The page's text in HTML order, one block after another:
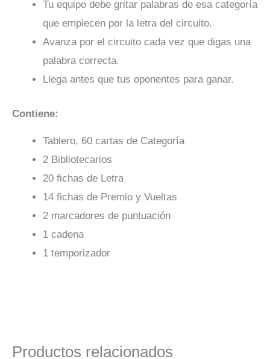
Tu equipo debe gritar palabras de esa categoría
que empiecen por la letra del circuito.
Avanza por el circuito cada vez que digas una
palabra correcta.
Llega antes que tus oponentes para ganar.
Contiene:
Tablero, 60 cartas de Categoría
2 Bibliotecarios
20 fichas de Letra
14 fichas de Premio y Vueltas
2 marcadores de puntuación
1 cadena
1 temporizador
Productos relacionados